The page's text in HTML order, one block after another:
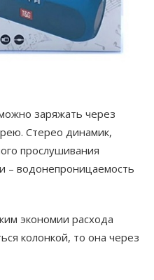
заряжать через
Стерео динамик,
прослушивания
– водонепроницаемость
экономии расхода
колонкой, то она через